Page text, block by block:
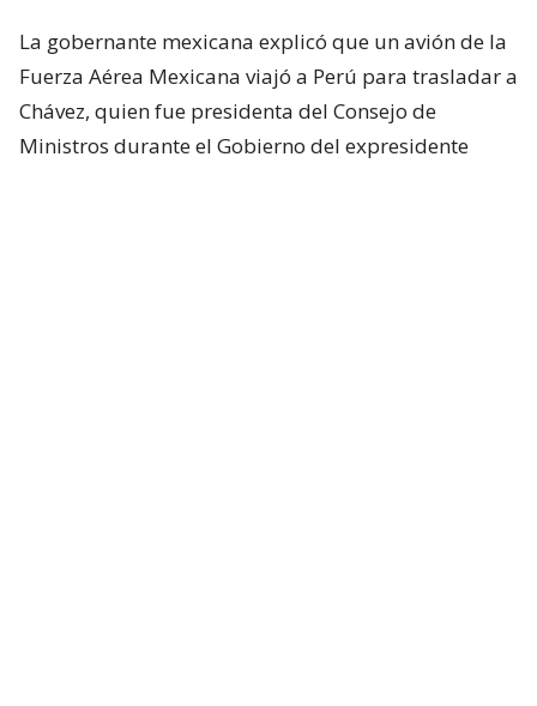
La gobernante mexicana explicó que un avión de la
Fuerza Aérea Mexicana viajó a Perú para trasladar a
Chávez, quien fue presidenta del Consejo de
Ministros durante el Gobierno del expresidente